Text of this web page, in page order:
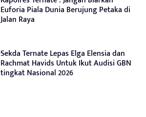
Euforia Piala Dunia Berujung Petaka di
Jalan Raya
Sekda Ternate Lepas Elga Elensia dan
Rachmat Havids Untuk Ikut Audisi GBN
tingkat Nasional 2026